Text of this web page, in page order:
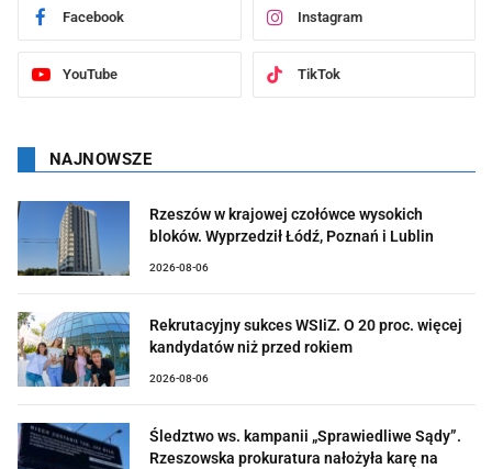
Facebook Instagram
YouTube TikTok
NAJNOWSZE
Rzeszów w krajowej czołówce wysokich
bloków. Wyprzedził Łódź, Poznań i Lublin
2026-08-06
Rekrutacyjny sukces WSIiZ. O 20 proc. więcej
kandydatów niż przed rokiem
2026-08-06
Śledztwo ws. kampanii „Sprawiedliwe Sądy”.
Rzeszowska prokuratura nałożyła karę na